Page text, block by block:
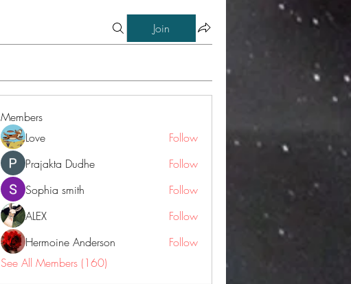
Join
Members
Love
Follow
Prajakta Dudhe
Follow
Sophia smith
Follow
ALEX
Follow
Hermoine Anderson
Follow
See All Members (160)